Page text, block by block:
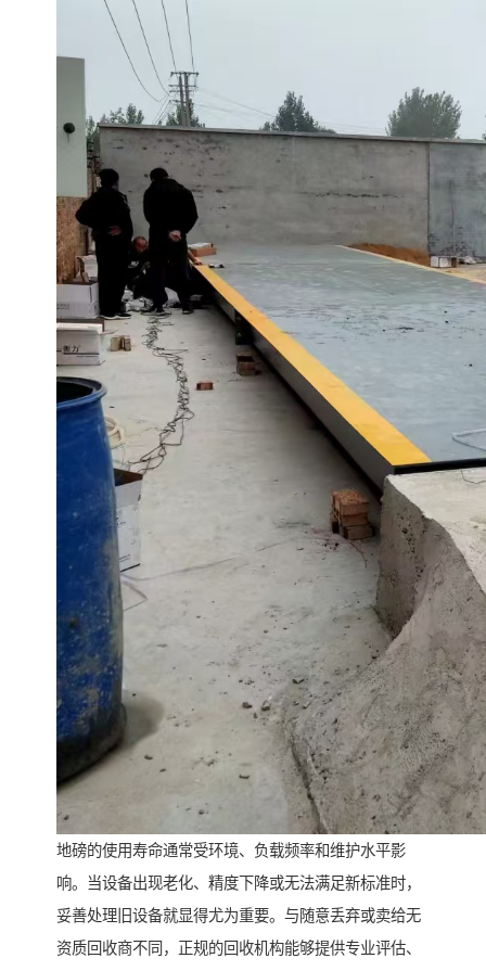
地磅的使用寿命通常受环境、负载频率和维护水平影
响。当设备出现老化、精度下降或无法满足新标准时，
妥善处理旧设备就显得尤为重要。与随意丢弃或卖给无
资质回收商不同，正规的回收机构能够提供专业评估、